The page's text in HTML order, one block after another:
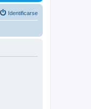
Identificarse